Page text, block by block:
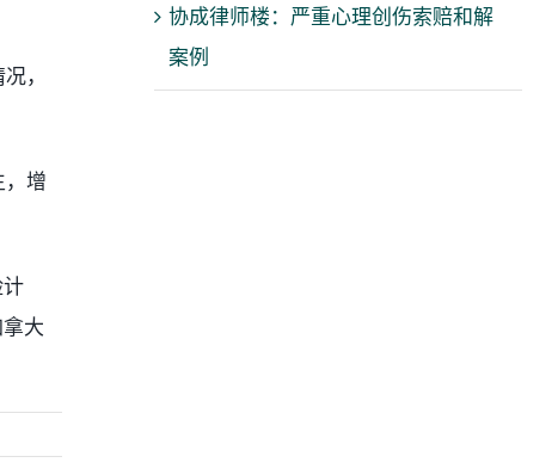
，
增
大
协成律师楼：严重心理创伤索赔和解
案例